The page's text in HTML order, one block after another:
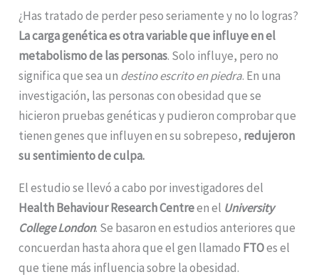
¿Has tratado de perder peso seriamente y no lo logras?
La carga genética es otra variable que influye en el
metabolismo de las personas. Solo influye, pero no
significa que sea un destino escrito en piedra. En una
investigación, las personas con obesidad que se
hicieron pruebas genéticas y pudieron comprobar que
tienen genes que influyen en su sobrepeso, redujeron
su sentimiento de culpa.
El estudio se llevó a cabo por investigadores del
Health Behaviour Research Centreen el University
College London. Se basaron en estudios anteriores que
concuerdan hasta ahora que el gen llamado FTOes el
que tiene más influencia sobre la obesidad.